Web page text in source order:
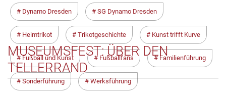
Dynamo Dresden SG Dynamo Dresden
Heimtrikot Trikotgeschichte Kunst trifft Kurve
Fußball und Kunst Fußballfans Familienführung
Sonderführung Werksführung
MUSEUMSFEST: ÜBER DEN
TELLERRAND